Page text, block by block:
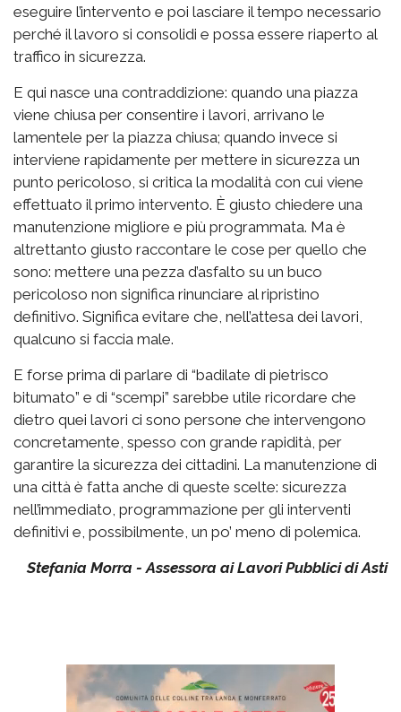
eseguire l’intervento e poi lasciare il tempo necessario
perché il lavoro si consolidi e possa essere riaperto al
traffico in sicurezza.
E qui nasce una contraddizione: quando una piazza
viene chiusa per consentire i lavori, arrivano le
lamentele per la piazza chiusa; quando invece si
interviene rapidamente per mettere in sicurezza un
punto pericoloso, si critica la modalità con cui viene
effettuato il primo intervento. È giusto chiedere una
manutenzione migliore e più programmata. Ma è
altrettanto giusto raccontare le cose per quello che
sono: mettere una pezza d’asfalto su un buco
pericoloso non significa rinunciare al ripristino
definitivo. Significa evitare che, nell’attesa dei lavori,
qualcuno si faccia male.
E forse prima di parlare di “badilate di pietrisco
bitumato” e di “scempi” sarebbe utile ricordare che
dietro quei lavori ci sono persone che intervengono
concretamente, spesso con grande rapidità, per
garantire la sicurezza dei cittadini. La manutenzione di
una città è fatta anche di queste scelte: sicurezza
nell’immediato, programmazione per gli interventi
definitivi e, possibilmente, un po’ meno di polemica.
Stefania Morra - Assessora ai Lavori Pubblici di Asti